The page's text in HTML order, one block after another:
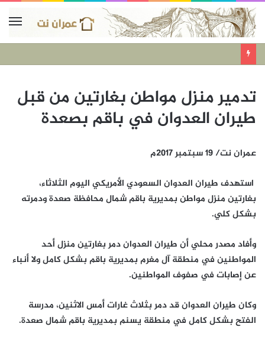
تدمير منزل مواطن بغارتين من قبل
طيران العدوان في باقم بصعدة
عمران نت/ 19 سبتمبر 2017م
استهدف طيران العدوان السعودي الأمريكي اليوم الثلاثاء،
بغارتين منزل مواطن بمديرية باقم شمال محافظة صعدة ودمرته
بشكل كلي.
وأفاد مصدر محلي أن طيران العدوان دمر بغارتين منزل أحد
المواطنين في منطقة آل مغرم بمديرية باقم بشكل كامل ولا أنباء
عن إصابات في صفوف المواطنين.
وكان طيران العدوان قد دمر بثلاث غارات أمس الاثنين، مدرسة
الفتح بشكل كامل في منطقة يسنم بمديرية باقم شمال صعدة.